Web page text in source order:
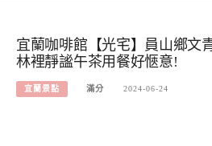
宜蘭咖啡館【光宅】員山鄉文
林裡靜謐午茶用餐好愜意!
宜蘭景點 滿分 2024-06-24